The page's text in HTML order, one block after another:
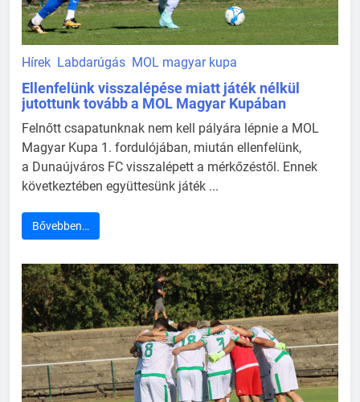
Hírek Labdarúgás MOL magyar kupa
Ellenfelünk visszalépése miatt játék nélkül
jutottunk tovább a MOL Magyar Kupában
Felnőtt csapatunknak nem kell pályára lépnie a MOL
Magyar Kupa 1. fordulójában, miután ellenfelünk,
a Dunaújváros FC visszalépett a mérkőzéstől. Ennek
következtében együttesünk játék ...
Bővebben…